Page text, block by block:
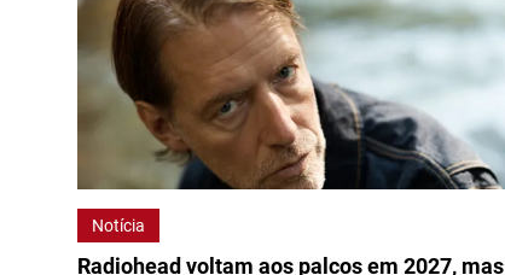
Notícia
Radiohead voltam aos palcos em 2027, mas